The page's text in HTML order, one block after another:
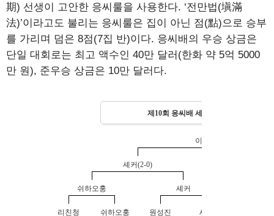
期) 선생이 고안한 응씨룰을 사용한다. ‘전만법(塡滿
法)’이라고도 불리는 응씨룰은 집이 아닌 점(點)으로 승부
를 가리며 덤은 8점(7집 반)이다. 응씨배의 우승 상금은
단일 대회로는 최고 액수인 40만 달러(한화 약 5억 5000
만 원), 준우승 상금은 10만 달러다.